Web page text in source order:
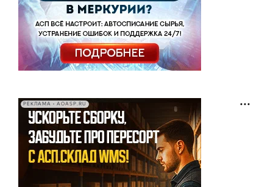
РЕКЛАМА • AOASP.RU